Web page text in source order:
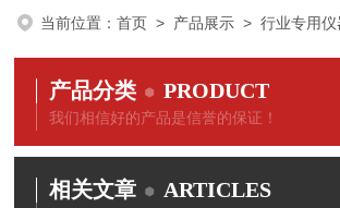
当前位置：首页 > 产品展示 >行业专用仪
产品分类 PRODUCT
我们相信好的产品是信誉的保证！
相关文章 ARTICLES